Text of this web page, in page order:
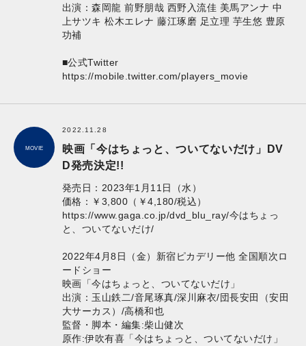
出演：森岡龍 前野朋哉 西野入流佳 美⾺アンナ 中
上サツキ 松木エレナ 藤江琢磨 足立理 芋生悠 豊原
功補
■公式Twitter
https://mobile.twitter.com/players_movie
MOVIE
2022.11.28
映画「今はちょっと、ついてないだけ」DV
D発売決定!!
発売日：2023年1月11日（水）
価格：￥3,800（￥4,180/税込）
https://www.gaga.co.jp/dvd_blu_ray/今はちょっ
と、ついてないだけ/
2022年4月8日（金）新宿ピカデリー他 全国順次ロ
ードショー
映画「今はちょっと、ついてないだけ」
出演：玉山鉄二/音尾琢真/深川麻衣/団長安田（安田
大サーカス）/高橋和也
監督・脚本・編集:柴山健次
原作:伊吹有喜「今はちょっと、ついてないだけ」